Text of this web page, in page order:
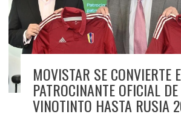
MOVISTAR SE CONVIERTE
PATROCINANTE OFICIAL
VINOTINTO HASTA RUSIA